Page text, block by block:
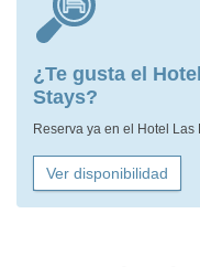
¿Te gusta el
Stays?
Reserva ya en el Hotel
Ver disponibilidad